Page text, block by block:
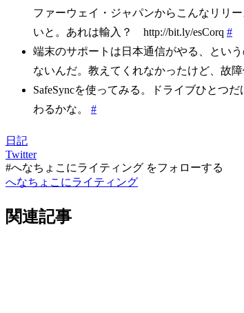
ファーウェイ・ジャパンからこんなリリ
いと。あれは輸入？ http://bit.ly/esCorq #
端末のサポートは日本通信がやる、とい
ないんだ。教えてくれなかったけど、故
SafeSyncを使ってみる。ドライブひとつ
わるかな。 #
日記
Twitter
#へなちょこにライティング をフォローする
へなちょこにライティング
関連記事